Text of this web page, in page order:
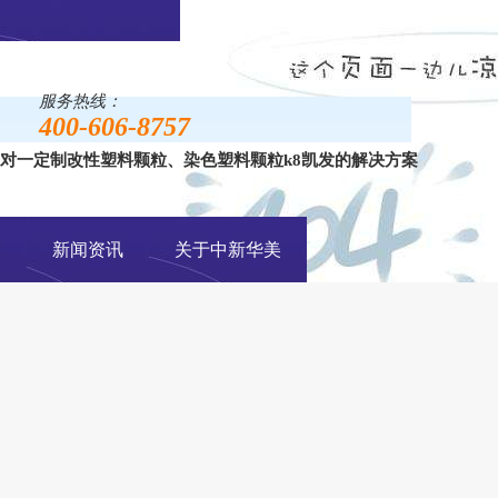
手机网站
服务热线：
400-606-8757
一定制改性塑料颗粒、染色塑料颗粒k8凯发的解决方案
新闻资讯 关于中新华美